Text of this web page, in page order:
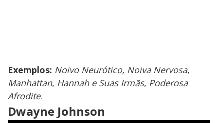
Exemplos: Noivo Neurótico, Noiva Nervosa,
Manhattan, Hannah e Suas Irmãs, Poderosa
Afrodite.
Dwayne Johnson